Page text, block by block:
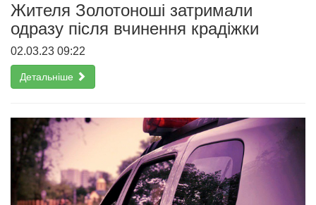
Жителя Золотоноші затримали
одразу після вчинення крадіжки
02.03.23 09:22
Детальніше